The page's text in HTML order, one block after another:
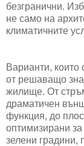
безгранични.
не само на
климатичните
Варианти,
от решаващо
жилище. От
драматичен
функция, до
оптимизирани
зелени градини,